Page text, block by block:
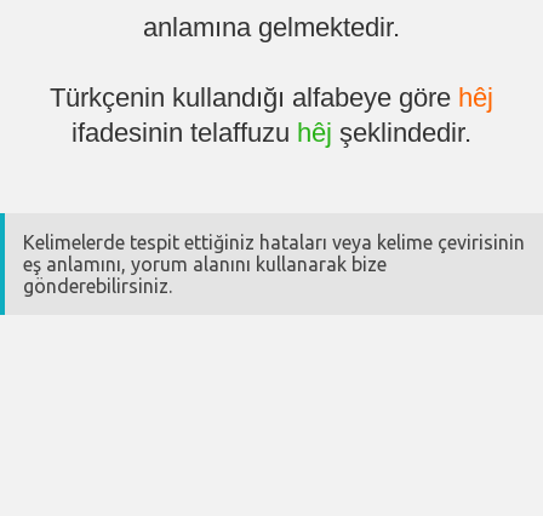
anlamına gelmektedir.
Türkçenin kullandığı alfabeye göre hêj
ifadesinin telaffuzu hêj şeklindedir.
Kelimelerde tespit ettiğiniz hataları veya kelime çevirisinin
eş anlamını, yorum alanını kullanarak bize
gönderebilirsiniz.